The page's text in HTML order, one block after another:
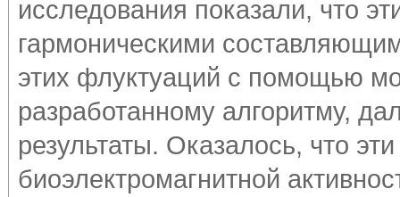
исследования показали, что
гармоническими
этих флуктуаций с помощью
разработанному алгоритму,
результаты. Оказалось, что
биоэлектромагнитной